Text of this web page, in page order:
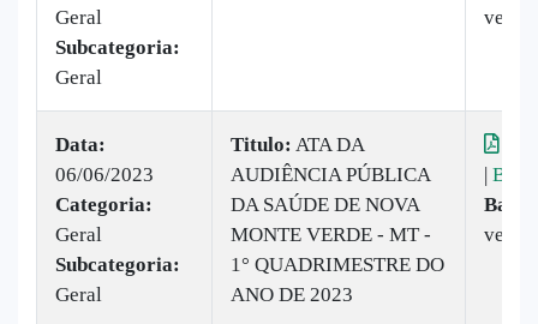
Geral
Subcategoria:
Geral
vezes
Data:
06/06/2023
Categoria:
Geral
Subcategoria:
Geral
Titulo: ATA DA
AUDIÊNCIA PÚBLICA
DA SAÚDE DE NOVA
MONTE VERDE - MT -
1° QUADRIMESTRE DO
ANO DE 2023
|
vez